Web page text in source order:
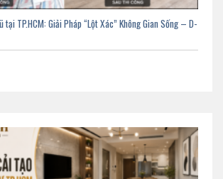
tại TP.HCM: Giải Pháp “Lột Xác” Không Gian Sống – D-